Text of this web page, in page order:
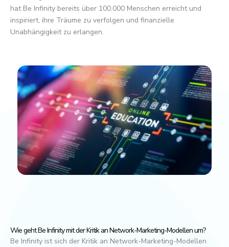
hat Be Infinity bereits über 100.000 Menschen erreicht und
inspiriert, ihre Träume zu verfolgen und finanzielle
Unabhängigkeit zu erlangen.
Wie geht Be Infinity mit der Kritik an Network-Marketing-Modellen um?
Be Infinity ist sich der Kritik an Network-Marketing-Modellen